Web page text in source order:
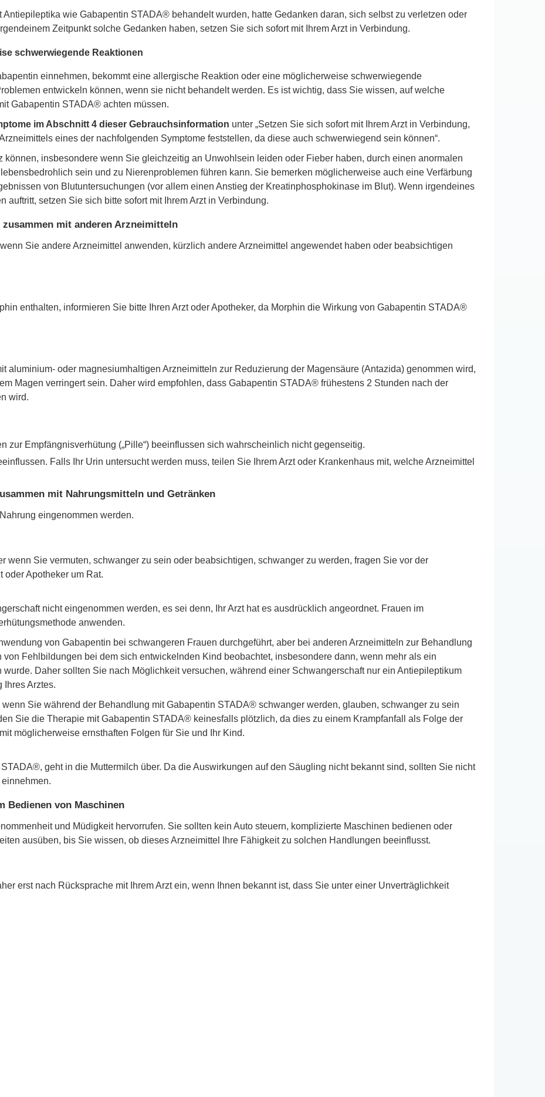
wie Gabapentin STADA® behandelt wurden, hatte Gedanken daran, sich selbst zu verletzen oder
Zeitpunkt solche Gedanken haben, setzen Sie sich sofort mit Ihrem Arzt in Verbindung.
schwerwiegende Reaktionen
einnehmen, bekommt eine allergische Reaktion oder eine möglicherweise schwerwiegende
entwickeln können, wenn sie nicht behandelt werden. Es ist wichtig, dass Sie wissen, auf welche
Gabapentin STADA® achten müssen.
im Abschnitt 4 dieser Gebrauchsinformation unter „Setzen Sie sich sofort mit Ihrem Arzt in Verbindung,
eines der nachfolgenden Symptome feststellen, da diese auch schwerwiegend sein können“.
können, insbesondere wenn Sie gleichzeitig an Unwohlsein leiden oder Fieber haben, durch einen anormalen
sein und zu Nierenproblemen führen kann. Sie bemerken möglicherweise auch eine Verfärbung
von Blutuntersuchungen (vor allem einen Anstieg der Kreatinphosphokinase im Blut). Wenn irgendeines
auftritt, setzen Sie sich bitte sofort mit Ihrem Arzt in Verbindung.
mit anderen Arzneimitteln
Sie andere Arzneimittel anwenden, kürzlich andere Arzneimittel angewendet haben oder beabsichtigen
enthalten, informieren Sie bitte Ihren Arzt oder Apotheker, da Morphin die Wirkung von Gabapentin STADA®
aluminium- oder magnesiumhaltigen Arzneimitteln zur Reduzierung der Magensäure (Antazida) genommen wird,
Magen verringert sein. Daher wird empfohlen, dass Gabapentin STADA® frühestens 2 Stunden nach der
wird.
zur Empfängnisverhütung („Pille“) beeinflussen sich wahrscheinlich nicht gegenseitig.
Falls Ihr Urin untersucht werden muss, teilen Sie Ihrem Arzt oder Krankenhaus mit, welche Arzneimittel
mit Nahrungsmitteln und Getränken
eingenommen werden.
wenn Sie vermuten, schwanger zu sein oder beabsichtigen, schwanger zu werden, fragen Sie vor der
oder Apotheker um Rat.
nicht eingenommen werden, es sei denn, Ihr Arzt hat es ausdrücklich angeordnet. Frauen im
anwenden.
von Gabapentin bei schwangeren Frauen durchgeführt, aber bei anderen Arzneimitteln zur Behandlung
Fehlbildungen bei dem sich entwickelnden Kind beobachtet, insbesondere dann, wenn mehr als ein
Daher sollten Sie nach Möglichkeit versuchen, während einer Schwangerschaft nur ein Antiepileptikum
Ihres Arztes.
Sie während der Behandlung mit Gabapentin STADA® schwanger werden, glauben, schwanger zu sein
Sie die Therapie mit Gabapentin STADA® keinesfalls plötzlich, da dies zu einem Krampfanfall als Folge der
möglicherweise ernsthaften Folgen für Sie und Ihr Kind.
geht in die Muttermilch über. Da die Auswirkungen auf den Säugling nicht bekannt sind, sollten Sie nicht
Bedienen von Maschinen
und Müdigkeit hervorrufen. Sie sollten kein Auto steuern, komplizierte Maschinen bedienen oder
ausüben, bis Sie wissen, ob dieses Arzneimittel Ihre Fähigkeit zu solchen Handlungen beeinflusst.
erst nach Rücksprache mit Ihrem Arzt ein, wenn Ihnen bekannt ist, dass Sie unter einer Unverträglichkeit